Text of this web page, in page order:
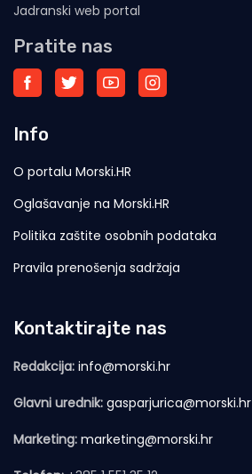
Jadranski web portal
Pratite nas
Info
O portalu Morski.HR
Oglašavanje na Morski.HR
Politika zaštite osobnih podataka
Pravila prenošenja sadržaja
Kontaktirajte nas
Redakcija: info@morski.hr
Glavni urednik: gasparjurica@morski.hr
Marketing: marketing@morski.hr